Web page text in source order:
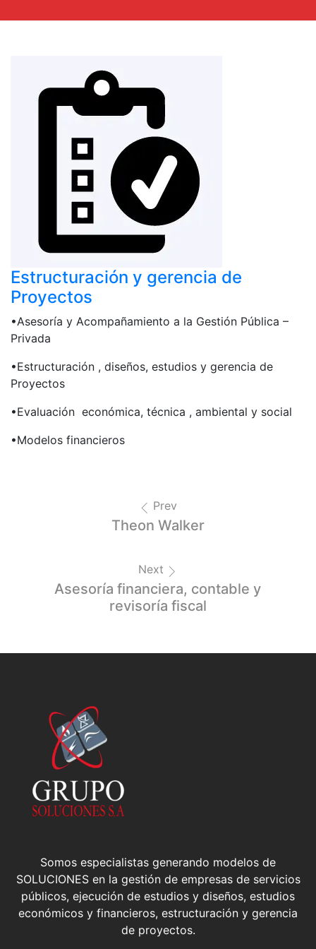
Estructuración y gerencia de
Proyectos
•Asesoría y Acompañamiento a la Gestión Pública –
Privada
•Estructuración , diseños, estudios y gerencia de
Proyectos
•Evaluación económica, técnica , ambiental y social
•Modelos financieros
Prev
Theon Walker
Next
Asesoría financiera, contable y
revisoría fiscal
Somos especialistas generando modelos de
SOLUCIONES en la gestión de empresas de servicios
públicos, ejecución de estudios y diseños, estudios
económicos y financieros, estructuración y gerencia
de proyectos.